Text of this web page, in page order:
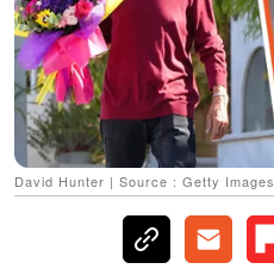
David Hunter | Source : Getty Images